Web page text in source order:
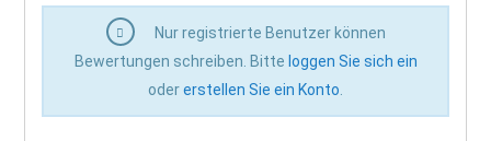
Nur registrierte Benutzer können
Bewertungen schreiben. Bitte loggen Sie sich ein
odererstellen Sie ein Konto